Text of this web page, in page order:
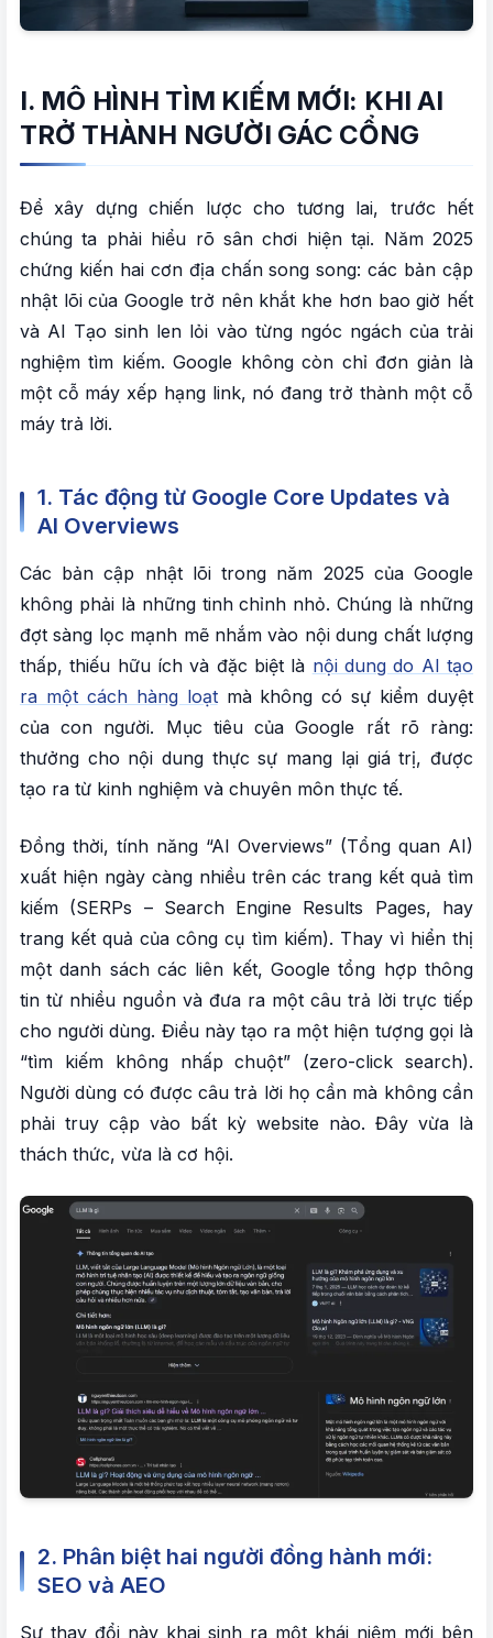
2. Lộ trình hành động 12 tháng
I. MÔ HÌNH TÌM KIẾM MỚI: KHI AI
TRỞ THÀNH NGƯỜI GÁC CỔNG
Để xây dựng chiến lược cho tương lai, trước hết
chúng ta phải hiểu rõ sân chơi hiện tại. Năm 2025
chứng kiến hai cơn địa chấn song song: các bản cập
nhật lõi của Google trở nên khắt khe hơn bao giờ hết
và AI Tạo sinh len lỏi vào từng ngóc ngách của trải
nghiệm tìm kiếm. Google không còn chỉ đơn giản là
một cỗ máy xếp hạng link, nó đang trở thành một cỗ
máy trả lời.
1. Tác động từ Google Core Updates và
AI Overviews
Các bản cập nhật lõi trong năm 2025 của Google
không phải là những tinh chỉnh nhỏ. Chúng là những
đợt sàng lọc mạnh mẽ nhắm vào nội dung chất lượng
thấp, thiếu hữu ích và đặc biệt là nội dung do AI tạo
ra một cách hàng loạtmà không có sự kiểm duyệt
của con người. Mục tiêu của Google rất rõ ràng:
thưởng cho nội dung thực sự mang lại giá trị, được
tạo ra từ kinh nghiệm và chuyên môn thực tế.
Đồng thời, tính năng “AI Overviews” (Tổng quan AI)
xuất hiện ngày càng nhiều trên các trang kết quả tìm
kiếm (SERPs – Search Engine Results Pages, hay
trang kết quả của công cụ tìm kiếm). Thay vì hiển thị
một danh sách các liên kết, Google tổng hợp thông
tin từ nhiều nguồn và đưa ra một câu trả lời trực tiếp
cho người dùng. Điều này tạo ra một hiện tượng gọi là
“tìm kiếm không nhấp chuột” (zero-click search).
Người dùng có được câu trả lời họ cần mà không cần
phải truy cập vào bất kỳ website nào. Đây vừa là
thách thức, vừa là cơ hội.
2. Phân biệt hai người đồng hành mới:
SEO và AEO
Sự thay đổi này khai sinh ra một khái niệm mới bên